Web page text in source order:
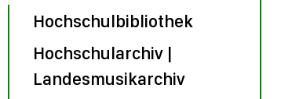
Hochschulbibliothek
Hochschularchiv |
Landesmusikarchiv